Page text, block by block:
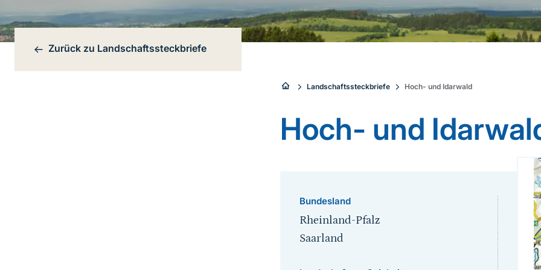
Bereichsnavigation
Zurück zu Landschaftssteckbriefe
Sie
sind
hier:
Landschaftssteckbriefe Hoch- und Idarwald
Hoch- und
Bundesland
Rheinland-Pfalz
Saarland